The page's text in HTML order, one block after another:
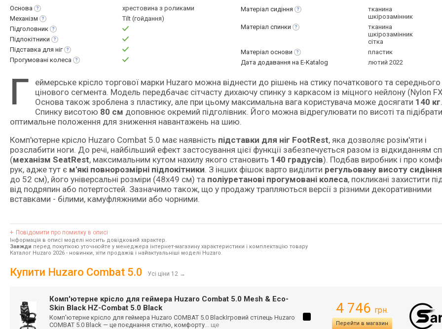
Основа
хрестовина з роликами
Механізм
Tilt (гойдання)
Підголовник
Підлокітники
Підставка для ніг
Прогумовані колеса
Матеріал сидіння
тканина
шкірозамінник
Матеріал спинки
тканина
шкірозамінник
сітка
Матеріал основи
пластик
Дата додавання на E-Katalog
лютий 2022
Г
еймерське крісло торгової марки Huzaro можна віднести до рішень на стику початкового та середнього
цінового сегмента. Модель передбачає сітчасту дихаючу спинку з каркасом із міцного нейлону (Nylon
Основа також зроблена з пластику, але при цьому максимальна вага користувача може досягати 140 кг.
Спинку висотою 80 см доповнює окремий підголівник. Його можна відрегулювати по висоті та підібрати
оптимальне положення для зниження навантажень на шию.
Комп'ютерне крісло Huzaro Combat 5.0 має наявність підставки для ніг FootRest, яка дозволяє розім'яти і
розслабити ноги. До речі, найбільший ефект застосування цієї функції забезпечується разом із відкиданням
(механізм SeatRest, максимальним кутом нахилу якого становить 140 градусів). Подбав виробник і про
рук, адже тут є м'які повнорозмірні підлокітники. З інших фішок варто виділити регульовану висоту сидіння
до 52 см), його універсальні розміри (48x49 см) та поліуретанові прогумовані колеса, покликані захистити
від подряпин або потертостей. Зазначимо також, що у продажу трапляються версії з різними декоративними
вставками - білими, камуфляжними або чорними.
Повідомити про помилку в описі
Інформація в описі моделі носить довідковий характер.
Завжди перед покупкою уточнюйте у менеджера інтернет-магазину характеристики і комплектацію товару
Каталог Huzaro 2026 - новинки, хіти продажів і найактуальніші моделі Huzaro.
Купити Huzaro Combat 5.0 Усі ціни 12 →
Комп'ютерне крісло для геймера Huzaro Combat 5.0 Mesh & Eco-
Skin Black HZ-Combat 5.0 Black
Комп'ютерне крісло для геймера Huzaro COMBAT 5.0 BlackІгровий стілець Huzaro
COMBAT 5.0 Black — це поєднання стилю, комфорту... ще
4 746 грн.
Перейти в магазин